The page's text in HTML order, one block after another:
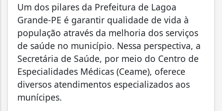
Um dos pilares da Prefeitura de Lagoa
Grande-PE é garantir qualidade de vida à
população através da melhoria dos serviços
de saúde no município. Nessa perspectiva, a
Secretária de Saúde, por meio do Centro de
Especialidades Médicas (Ceame), oferece
diversos atendimentos especializados aos
munícipes.